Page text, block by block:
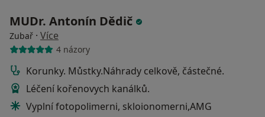
MUDr. Antonín Dědič
Zubař · Více
4 názory
Korunky. Můstky.Náhrady celkově, částečné.
Léčení kořenovych kanálků.
Vyplní fotopolimerni, skloionomerni,AMG